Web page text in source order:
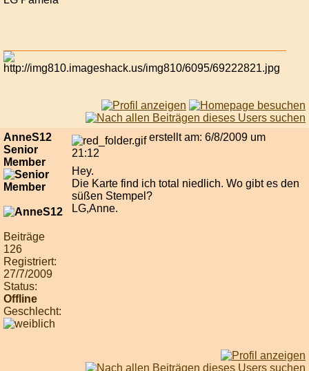
AnneS12
Senior
Member
Beiträge
126
Registriert:
27/7/2009
Status:
Offline
Geschlecht:
erstellt am: 6/8/2009 um
21:12
Hey.
Die Karte find ich total niedlich. Wo gibt es den
süßen Stempel?
LG,Anne.